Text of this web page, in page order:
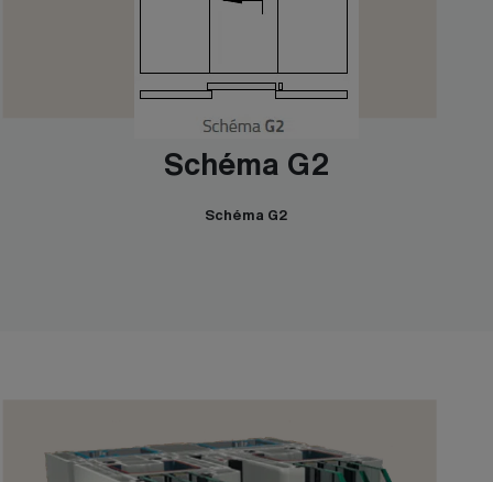
Schéma G2
Schéma G2